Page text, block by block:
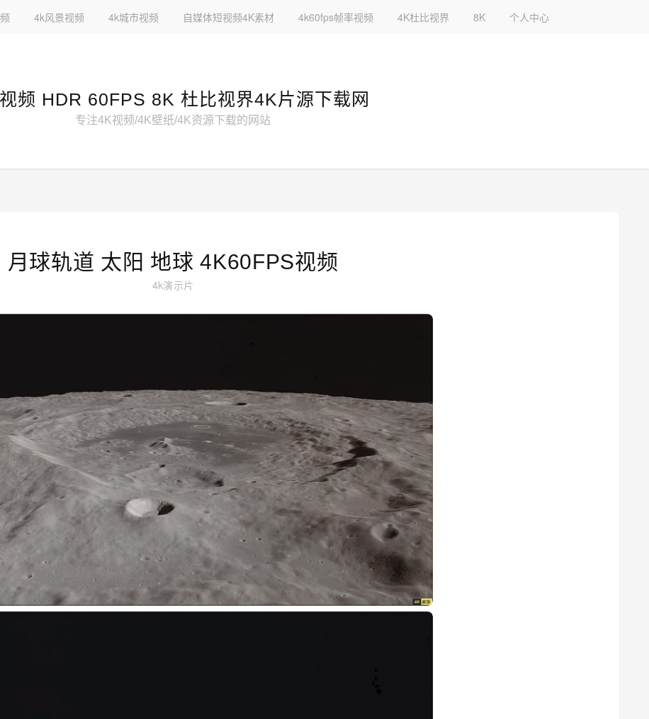
4k风景视频 4k城市视频 自媒体短视频4K素材 4k60fps帧率视频 4K杜比视界 8K 个人中心
频 HDR 60FPS 8K 杜比视界4K片源下载网
专注4K视频/4K壁纸/4K资源下载的网站
月球轨道 太阳 地球 4K60FPS视频
4k演示片